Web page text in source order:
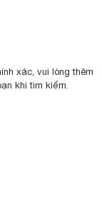
xác, vui lòng thêm
khi tìm kiếm.